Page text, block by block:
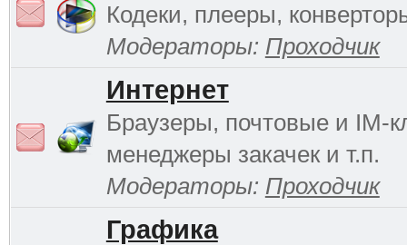
Кодеки, плееры,
Модераторы: Проходчик
Интернет
Браузеры, почтовые и IM-
менеджеры закачек и т.п.
Модераторы: Проходчик
Графика